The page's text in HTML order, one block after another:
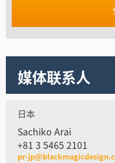
媒体联系人
日本
Sachiko Arai
+81 3 5465 2101
pr-